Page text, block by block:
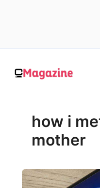
contenuto
how i
mother